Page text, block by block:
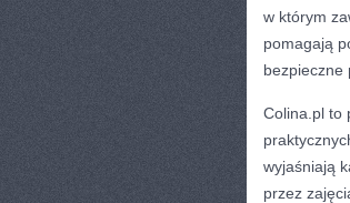
w którym
pomagają
bezpieczne
Colina.pl to
wyjaśniają
przez